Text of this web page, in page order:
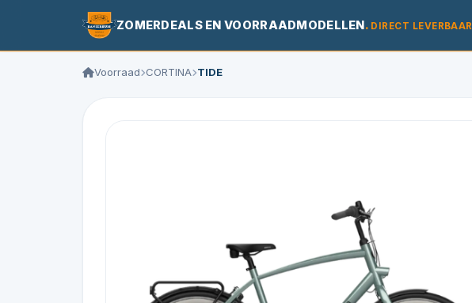
ZOMERDEALS EN VOORRAADMODELLEN. DIRECT LEVERBAAR
Voorraad CORTINA TIDE